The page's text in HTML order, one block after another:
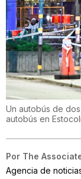
Un autobús de
autobús en
Por The
Agencia de